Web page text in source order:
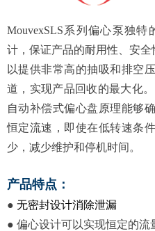
MouvexSLS系列偏心泵独特
计，保证产品的耐用性、安
以提供非常高的抽吸和排空
道，实现产品回收的最大化
自动补偿式偏心盘原理能够
恒定流速，即使在低转速条
少，减少维护和停机时间。
产品特点：
● 无密封设计消除泄漏
● 偏心设计可以实现恒定的流